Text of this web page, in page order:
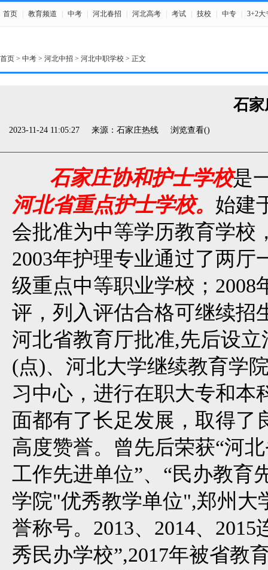
首页 教育频道 中考 河北春招 河北高考 考试 技校 中专 3+2大
首页 > 中考 > 河北中招 > 河北中职学校 > 正文
石
2023-11-24 11:05:27 来源：石家庄热线 浏览查看()
石家庄协和护士学校是
河北省重点护士学校。 始建
会批准为中等学历教育学校
2003年护理专业通过了两厅
级重点中等职业学校；
评，列入评估合格可继续招
河北省教育厅批准,先后设
(点)、河北大学继续教育学
习中心，进行在职大专和本
面都有了长足发展，取得了
高度赞誉。曾先后荣获“河
工作先进单位”、“民办教育
学院"优秀教学单位",郑州大
誉称号。2013、2014、
秀民办学校”,2017年被省教